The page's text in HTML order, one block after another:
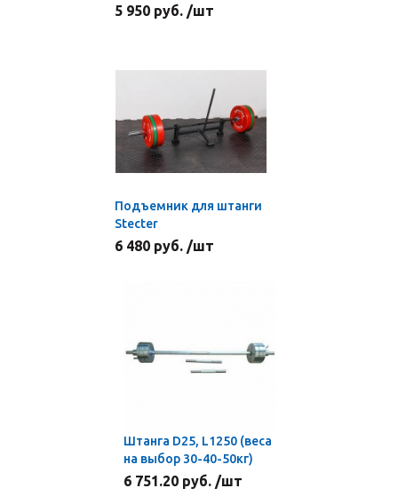
5 950 руб. /шт
Подъемник для штанги
Stecter
6 480 руб. /шт
Штанга D25, L1250 (веса
на выбор 30-40-50кг)
6 751.20 руб. /шт